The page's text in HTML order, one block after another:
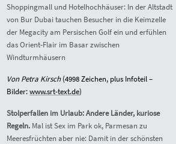
Shoppingmall und Hotelhochhäuser: In der Altstadt
von Bur Dubai tauchen Besucher in die Keimzelle
der Megacity am Persischen Golf ein und erfühlen
das Orient-Flair im Basar zwischen
Windturmhäusern
Von Petra Kirsch (4998Zeichen, plus Infoteil –
Bilder:www.srt-text.de)
Stolperfallen im Urlaub: Andere Länder, kuriose
Regeln. Mal ist Sex im Park ok, Parmesan zu
Meeresfrüchten aber nie: Damit in der schönsten